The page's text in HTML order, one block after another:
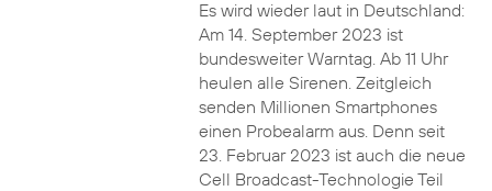
Es wird wieder laut in Deutschland:
Am 14. September 2023 ist
bundesweiter Warntag. Ab 11 Uhr
heulen alle Sirenen. Zeitgleich
senden Millionen Smartphones
einen Probealarm aus. Denn seit
23. Februar 2023 ist auch die neue
Cell Broadcast-Technologie Teil